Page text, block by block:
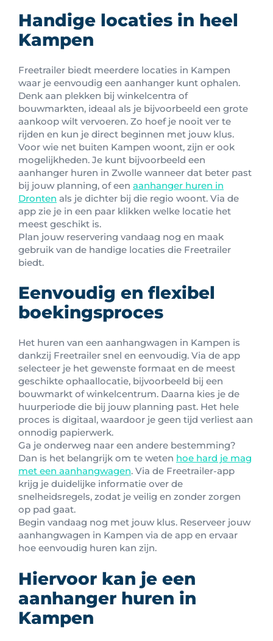
Handige locaties in heel
Kampen
Freetrailer biedt meerdere locaties in Kampen
waar je eenvoudig een aanhanger kunt ophalen.
Denk aan plekken bij winkelcentra of
bouwmarkten, ideaal als je bijvoorbeeld een grote
aankoop wilt vervoeren. Zo hoef je nooit ver te
rijden en kun je direct beginnen met jouw klus.
Voor wie net buiten Kampen woont, zijn er ook
mogelijkheden. Je kunt bijvoorbeeld een
aanhanger huren in Zwolle wanneer dat beter past
bij jouw planning, of een aanhanger huren in
Dronten als je dichter bij die regio woont. Via de
app zie je in een paar klikken welke locatie het
meest geschikt is.
Plan jouw reservering vandaag nog en maak
gebruik van de handige locaties die Freetrailer
biedt.
Eenvoudig en flexibel
boekingsproces
Het huren van een aanhangwagen in Kampen is
dankzij Freetrailer snel en eenvoudig. Via de app
selecteer je het gewenste formaat en de meest
geschikte ophaallocatie, bijvoorbeeld bij een
bouwmarkt of winkelcentrum. Daarna kies je de
huurperiode die bij jouw planning past. Het hele
proces is digitaal, waardoor je geen tijd verliest aan
onnodig papierwerk.
Ga je onderweg naar een andere bestemming?
Dan is het belangrijk om te weten hoe hard je mag
met een aanhangwagen. Via de Freetrailer-app
krijg je duidelijke informatie over de
snelheidsregels, zodat je veilig en zonder zorgen
op pad gaat.
Begin vandaag nog met jouw klus. Reserveer jouw
aanhangwagen in Kampen via de app en ervaar
hoe eenvoudig huren kan zijn.
Hiervoor kan je een
aanhanger huren in
Kampen